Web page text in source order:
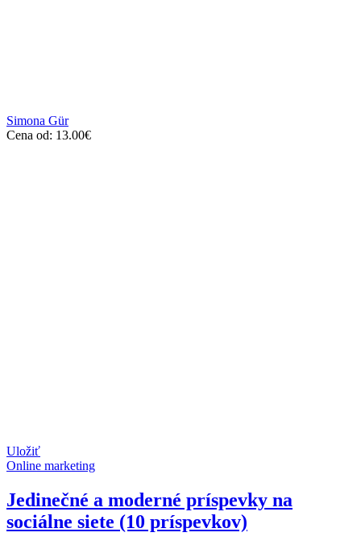
Simona Gür
Cena od: 13.00€
Uložiť
Online marketing
Jedinečné a moderné príspevky na
sociálne siete (10 príspevkov)